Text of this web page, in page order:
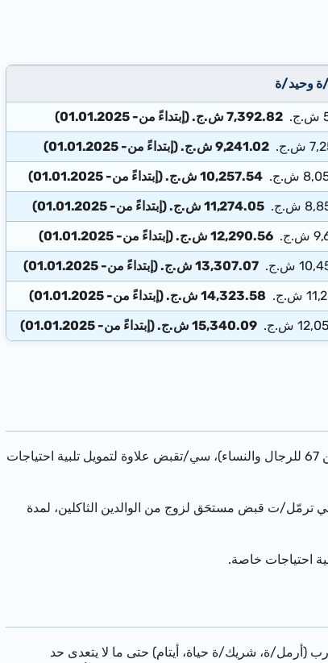
ة وحيد/ة
7,392.82 ش.ج. (إبتداءً من- 01.01.2025)
ش.ج.
9,241.02 ش.ج. (إبتداءً من- 01.01.2025)
ش.ج.
10,257.54 ش.ج. (إبتداءً من- 01.01.2025)
ش.ج.
11,274.05 ش.ج. (إبتداءً من- 01.01.2025)
12,290.56 ش.ج. (إبتداءً من- 01.01.2025)
ش.ج.
13,307.07 ش.ج. (إبتداءً من- 01.01.2025)
ش.ج.
14,323.58 ش.ج. (إبتداءً من- 01.01.2025)
ش.ج. 15,340.09 ش.ج. (إبتداءً من- 01.01.2025)
إن والدا/ة ثاكلا/ة تكون حالته/ها العائلية أرملا/ة، كان/ت قد بلغ/ت سن الإحالة إلى التقاعد الإلزامي (سن 67 للرجال والنساء)، سي/تقبض علاوة لتمويل تلبية احتياجات
ترمّل/ت قبض مستحَق لزوج من الوالدين الثاكلين، لمدة
ة، شريك/ة حياة، أيتام) حتى ما لا يتعدى حد